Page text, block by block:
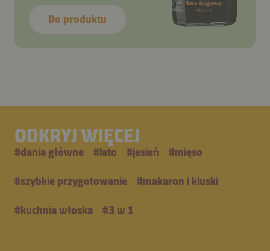
Do produktu
ODKRYJ WIĘCEJ
#dania główne #lato #jesień #mięso
#szybkie przygotowanie #makaron i kluski
#kuchnia włoska #3 w 1